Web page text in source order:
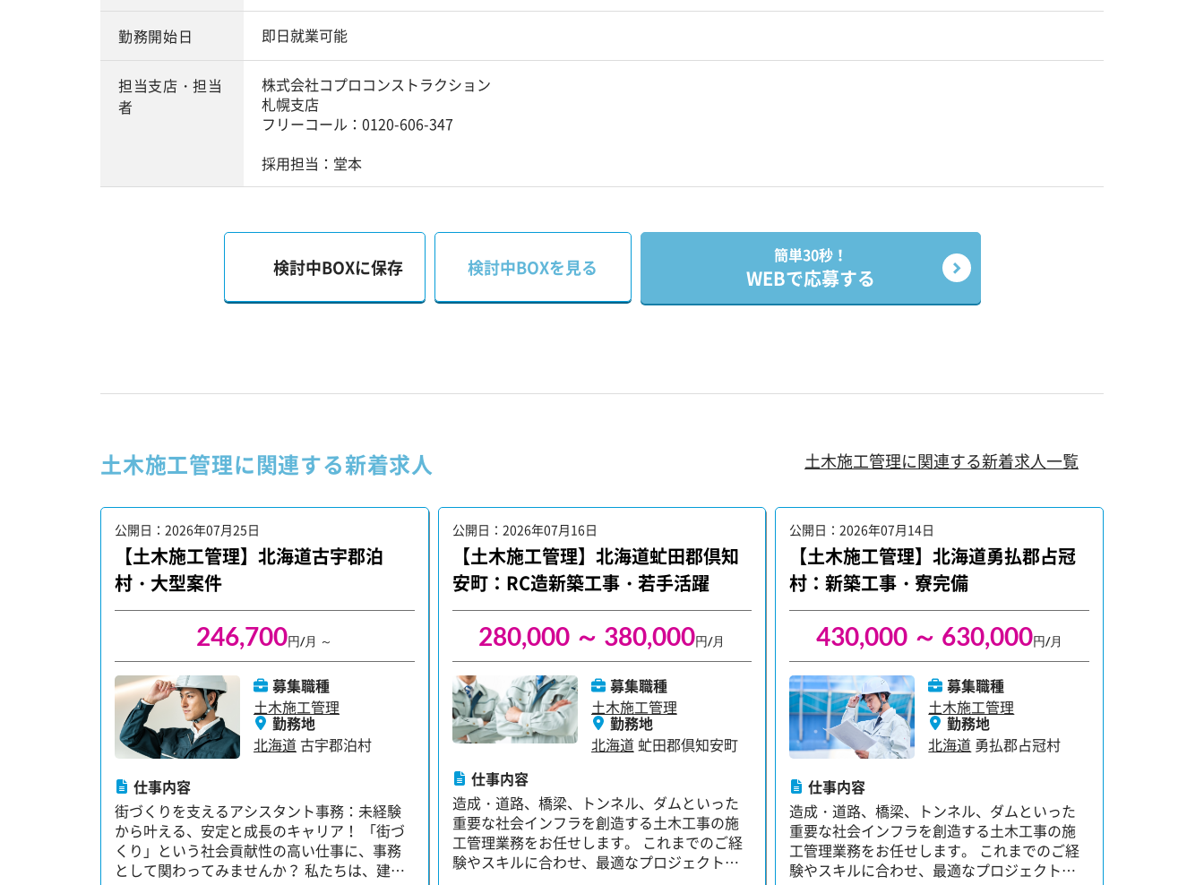
勤務開始日 即日就業可能
担当支店・担当
者
株式会社コプロコンストラクション
札幌支店
フリーコール：0120-606-347
採用担当：堂本
検討中BOXに保存 検討中BOXを見る
簡単30秒！
WEBで応募する
土木施工管理に関連する新着求人 土木施工管理に関連する新着求人一覧
公開日：2026年07月25日
【土木施工管理】北海道古宇郡泊
村・大型案件
246,700円/月 ～
募集職種
土木施工管理
勤務地
北海道 古宇郡泊村
仕事内容
街づくりを支えるアシスタント事務：未経験
から叶える、安定と成長のキャリア！ 「街づ
くり」という社会貢献性の高い仕事に、事務
として関わってみませんか？ 私たちは、建設
公開日：2026年07月16日
【土木施工管理】北海道虻田郡倶知
安町：RC造新築工事・若手活躍
280,000 ～ 380,000円/月
募集職種
土木施工管理
勤務地
北海道 虻田郡倶知安町
仕事内容
造成・道路、橋梁、トンネル、ダムといった
重要な社会インフラを創造する土木工事の施
工管理業務をお任せします。 これまでのご経
験やスキルに合わせ、最適なプロジェクトか
公開日：2026年07月14日
【土木施工管理】北海道勇払郡占冠
村：新築工事・寮完備
430,000 ～ 630,000円/月
募集職種
土木施工管理
勤務地
北海道 勇払郡占冠村
仕事内容
造成・道路、橋梁、トンネル、ダムといった
重要な社会インフラを創造する土木工事の施
工管理業務をお任せします。 これまでのご経
験やスキルに合わせ、最適なプロジェクトか